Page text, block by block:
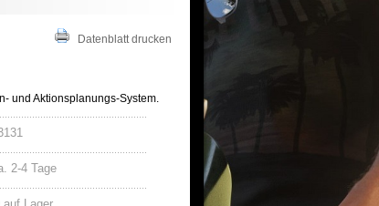
Datenblatt drucken
und Aktionsplanungs-System.
2-4 Tage